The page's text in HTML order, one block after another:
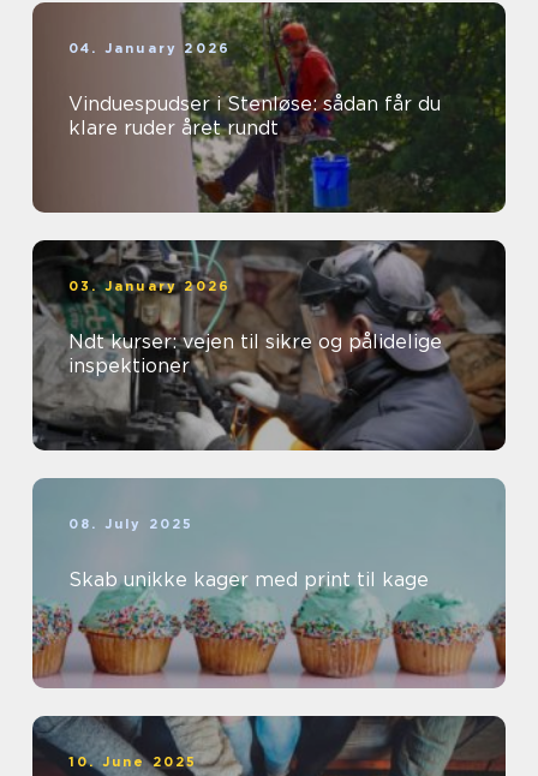
04. January 2026
Vinduespudser i Stenløse: sådan får du
klare ruder året rundt
03. January 2026
Ndt kurser: vejen til sikre og pålidelige
inspektioner
08. July 2025
Skab unikke kager med print til kage
10. June 2025